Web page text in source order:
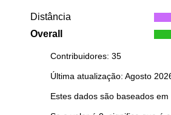
Distância
Overall
Contribuidores: 35
Última atualização: Agosto
Estes dados são baseados